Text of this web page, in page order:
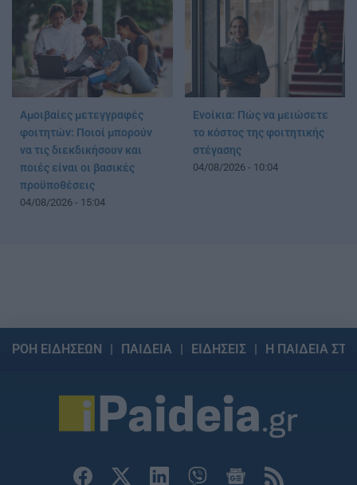
Αμοιβαίες μετεγγραφές
φοιτητών: Ποιοί μπορούν
να τις διεκδικήσουν και
ποιές είναι οι βασικές
προϋποθέσεις
04/08/2026 - 15:04
Ενοίκια: Πώς να μειώσετε
το κόστος της φοιτητικής
στέγασης
04/08/2026 - 10:04
ΡΟΗ ΕΙΔΗΣΕΩΝ ΠΑΙΔΕΙΑ ΕΙΔΗΣΕΙΣ Η ΠΑΙΔΕΙΑ